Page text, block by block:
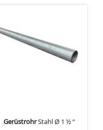
GerüstrohrStahl Ø 1 ½ “